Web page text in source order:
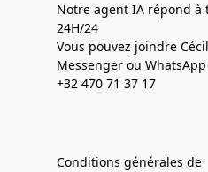
Notre agent IA répond à
24H/24
Vous pouvez joindre
Messenger ou
+32 470 71 37 17
Conditions générales de